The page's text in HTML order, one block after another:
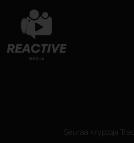
Seuraa kryptoja